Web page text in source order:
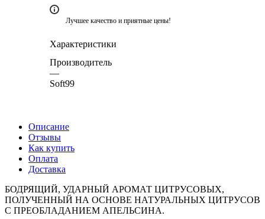
Лучшее качество и приятные цены!
Характеристики
Производитель
—
Soft99
Описание
Отзывы
Как купить
Оплата
Доставка
БОДРЯЩИЙ, УДАРНЫЙ АРОМАТ ЦИТРУСОВЫХ,
ПОЛУЧЕННЫЙ НА ОСНОВЕ НАТУРАЛЬНЫХ ЦИТРУСОВ
С ПРЕОБЛАДАНИЕМ АПЕЛЬСИНА.